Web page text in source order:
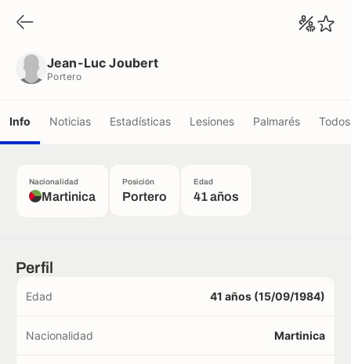
Jean-Luc Joubert
Portero
Info Noticias Estadísticas Lesiones Palmarés
Nacionalidad
Martinica
Posición
Portero
Edad
41 años
Perfil
Edad 41 años (15/09/1984)
Nacionalidad Martinica